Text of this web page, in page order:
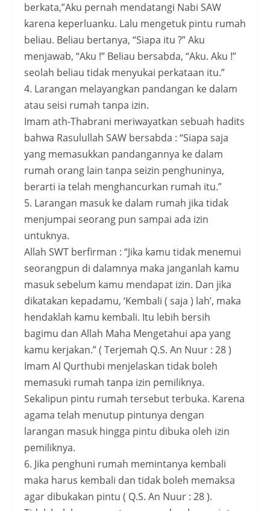
berkata,”Aku pernah mendatangi Nabi SAW
karena keperluanku. Lalu mengetuk pintu rumah
beliau. Beliau bertanya, “Siapa itu ?” Aku
menjawab, “Aku !” Beliau bersabda, “Aku. Aku !”
seolah beliau tidak menyukai perkataan itu.”
4. Larangan melayangkan pandangan ke dalam
atau seisi rumah tanpa izin.
Imam ath-Thabrani meriwayatkan sebuah hadits
bahwa Rasulullah SAW bersabda : “Siapa saja
yang memasukkan pandangannya ke dalam
rumah orang lain tanpa seizin penghuninya,
berarti ia telah menghancurkan rumah itu.”
5. Larangan masuk ke dalam rumah jika tidak
menjumpai seorang pun sampai ada izin
untuknya.
Allah SWT berfirman : “Jika kamu tidak menemui
seorangpun di dalamnya maka janganlah kamu
masuk sebelum kamu mendapat izin. Dan jika
dikatakan kepadamu, ‘Kembali ( saja ) lah’, maka
hendaklah kamu kembali. Itu lebih bersih
bagimu dan Allah Maha Mengetahui apa yang
kamu kerjakan.” ( Terjemah Q.S. An Nuur : 28 )
Imam Al Qurthubi menjelaskan tidak boleh
memasuki rumah tanpa izin pemiliknya.
Sekalipun pintu rumah tersebut terbuka. Karena
agama telah menutup pintunya dengan
larangan masuk hingga pintu dibuka oleh izin
pemiliknya.
6. Jika penghuni rumah memintanya kembali
maka harus kembali dan tidak boleh memaksa
agar dibukakan pintu ( Q.S. An Nuur : 28 ).